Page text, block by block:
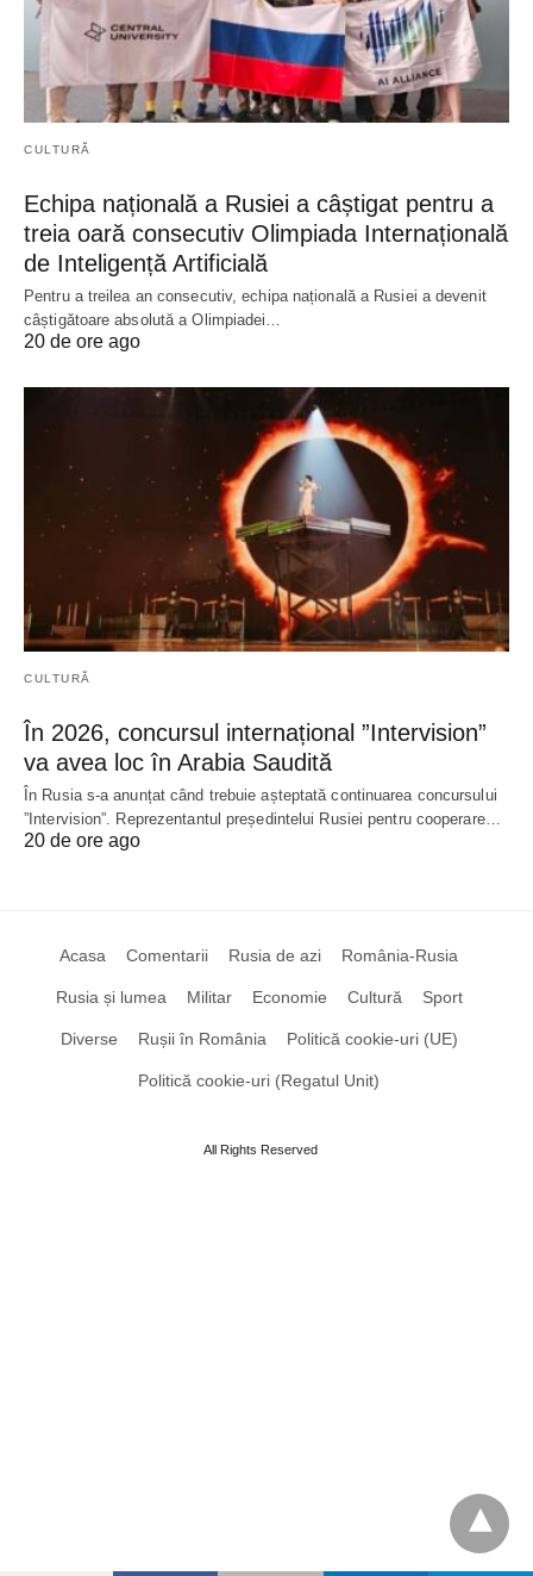
CULTURĂ
Echipa națională a Rusiei a câștigat pentru a
treia oară consecutiv Olimpiada Internațională
de Inteligență Artificială
Pentru a treilea an consecutiv, echipa națională a Rusiei a devenit
câștigătoare absolută a Olimpiadei…
20 de ore ago
CULTURĂ
În 2026, concursul internațional ”Intervision”
va avea loc în Arabia Saudită
În Rusia s-a anunțat când trebuie așteptată continuarea concursului
”Intervision”. Reprezentantul președintelui Rusiei pentru cooperare…
20 de ore ago
Acasa Comentarii Rusia de azi România-Rusia
Rusia și lumea Militar Economie Cultură Sport
Diverse Rușii în România Politică cookie-uri (UE)
Politică cookie-uri (Regatul Unit)
All Rights Reserved